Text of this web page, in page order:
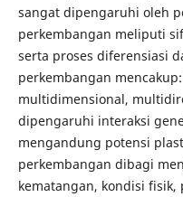
sangat dipengaruhi oleh
perkembangan meliputi
serta proses diferensiasi
perkembangan
multidimensional,
dipengaruhi interaksi
mengandung potensi
perkembangan dibagi
kematangan, kondisi